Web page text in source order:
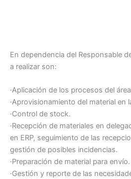
En dependencia del Responsable
a realizar son:
·Aplicación de los procesos del
·Aprovisionamiento del material en
·Control de stock.
·Recepción de materiales en
en ERP, seguimiento de las
gestión de posibles incidencias.
·Preparación de material para envío.
·Gestión y reporte de las